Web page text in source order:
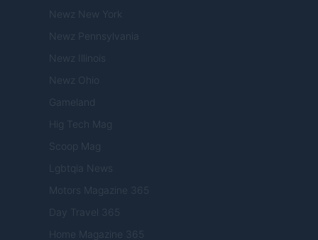
Newz New York
Newz Pennsylvania
Newz Illinois
Newz Ohio
Gameland
Hig Tech Mag
Scoop Mag
Lgbtqia News
Motors Magazine 365
Day Travel 365
Home Magazine 365